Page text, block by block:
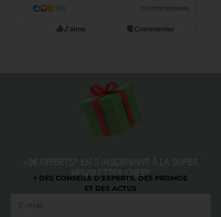
😮 103 23 commentaires
J'aime Commenter
NEWSLETTER CHEEF
+ DES CONSEILS D’EXPERTS, DES PROMOS
ET DES ACTUS